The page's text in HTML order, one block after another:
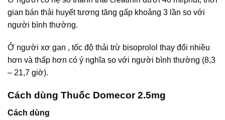
gian bán thải huyết tương tăng gấp khoảng 3 lần so với
người bình thường.
Ở người xơ gan , tốc độ thải trừ bisoprolol thay đổi nhiều
hơn và thấp hơn có ý nghĩa so với người bình thường (8,3
– 21,7 giờ).
Cách dùng Thuốc Domecor 2.5mg
Cách dùng